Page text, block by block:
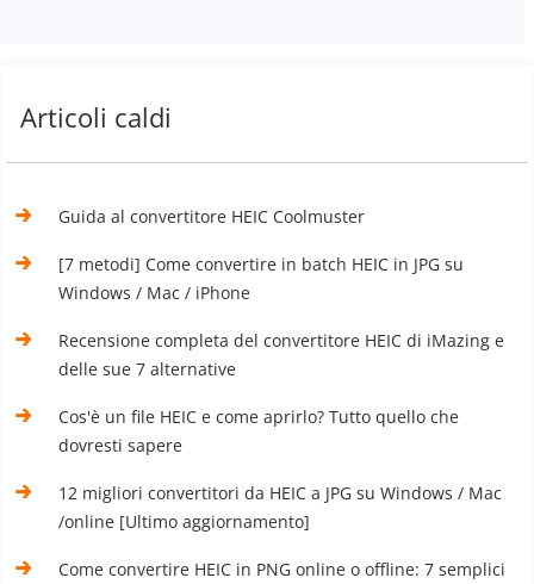
Articoli caldi
Guida al convertitore HEIC Coolmuster
[7 metodi] Come convertire in batch HEIC in JPG su
Windows / Mac / iPhone
Recensione completa del convertitore HEIC di iMazing e
delle sue 7 alternative
Cos'è un file HEIC e come aprirlo? Tutto quello che
dovresti sapere
12 migliori convertitori da HEIC a JPG su Windows / Mac
/online [Ultimo aggiornamento]
Come convertire HEIC in PNG online o offline: 7 semplici